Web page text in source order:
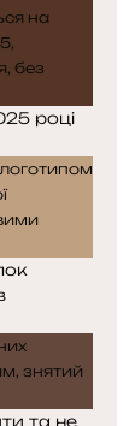
році
та не